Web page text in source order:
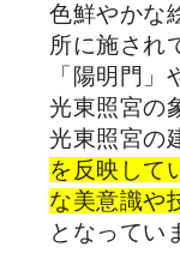
色鮮やかな
所に施され
「陽明門
光東照宮の
光東照宮の
を反映して
な美意識や
となってい